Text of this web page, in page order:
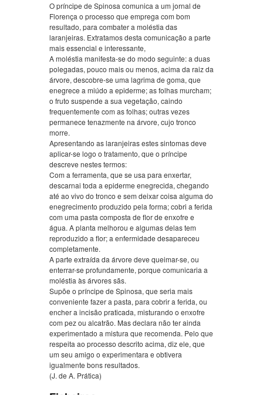
O príncipe de Spinosa comunica a um jornal de
Florença o processo que emprega com bom
resultado, para combater a moléstia das
laranjeiras. Extratamos desta comunicação a parte
mais essencial e interessante,
A moléstia manifesta-se do modo seguinte: a duas
polegadas, pouco mais ou menos, acima da raiz da
árvore, descobre-se uma lagrima de goma, que
enegrece a miúdo a epiderme; as folhas murcham;
o fruto suspende a sua vegetação, caindo
frequentemente com as folhas; outras vezes
permanece tenazmente na árvore, cujo tronco
morre.
Apresentando as laranjeiras estes sintomas deve
aplicar-se logo o tratamento, que o príncipe
descreve nestes termos:
Com a ferramenta, que se usa para enxertar,
descarnai toda a epiderme enegrecida, chegando
até ao vivo do tronco e sem deixar coisa alguma do
enegrecimento produzido pela forma; cobri a ferida
com uma pasta composta de flor de enxofre e
água. A planta melhorou e algumas delas tem
reproduzido a flor; a enfermidade desapareceu
completamente.
A parte extraída da árvore deve queimar-se, ou
enterrar-se profundamente, porque comunicaria a
moléstia às árvores sãs.
Supõe o príncipe de Spinosa, que seria mais
conveniente fazer a pasta, para cobrir a ferida, ou
encher a incisão praticada, misturando o enxofre
com pez ou alcatrão. Mas declara não ter ainda
experimentado a mistura que recomenda. Pelo que
respeita ao processo descrito acima, diz ele, que
um seu amigo o experimentara e obtivera
igualmente bons resultados.
(J. de A. Prática)